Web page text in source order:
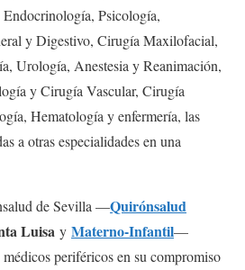
Psicología,
y Digestivo, Cirugía Maxilofacial,
Urología, Anestesia y Reanimación,
y Cirugía Vascular, Cirugía
Hematología y enfermería, las
a otras especialidades en una
de Sevilla —Quirónsalud
Luisa y Materno-Infantil—
periféricos en su compromiso